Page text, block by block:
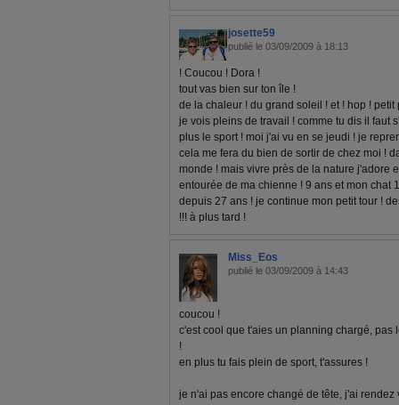
josette59
publié le 03/09/2009 à 18:13
! Coucou ! Dora !
tout vas bien sur ton île !
de la chaleur ! du grand soleil ! et ! hop !
je vois pleins de travail ! comme tu dis il faut
plus le sport ! moi j'ai vu en se jeudi ! je
cela me fera du bien de sortir de chez moi !
monde ! mais vivre près de la nature j'adore
entourée de ma chienne ! 9 ans et mon chat
depuis 27 ans ! je continue mon petit tour !
!!! à plus tard !
Miss_Eos
publié le 03/09/2009 à 14:43
coucou !
c'est cool que t'aies un planning chargé, pas
!
en plus tu fais plein de sport, t'assures !
je n'ai pas encore changé de tête, j'ai